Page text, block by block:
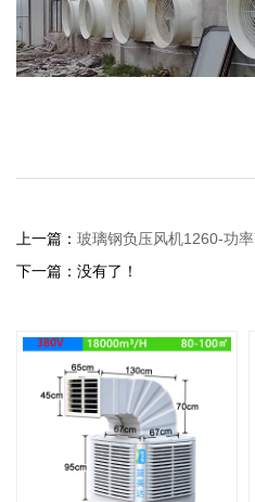
上一篇： 玻璃钢负压风机1260-功
下一篇：没有了！